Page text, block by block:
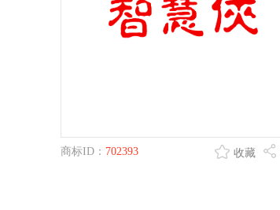
商标ID： 702393 收藏